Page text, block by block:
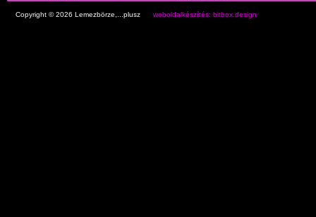
Copyright © 2026 Lemezbörze,...plusz weboldalkészítés: bitbox.design